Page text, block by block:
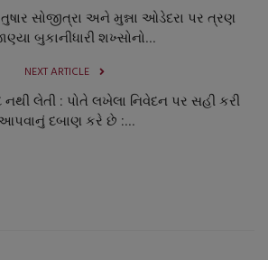
સોજીત્રા અને મુન્ના ઓડેદરા પર ત્રણ
બુકાનીધારી શખ્સોનો...
NEXT ARTICLE
નથી લેતી : પોતે લખેલા નિવેદન પર સહી કરી
દબાણ કરે છે :...